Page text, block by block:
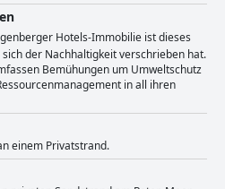
Hotels-Immobilie ist dieses
der Nachhaltigkeit verschrieben hat.
Bemühungen um Umweltschutz
in all ihren
einem Privatstrand.